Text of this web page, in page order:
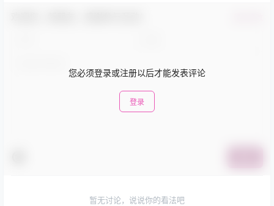
您必须登录或注册以后才能发表评论
登录
暂无讨论，说说你的看法吧